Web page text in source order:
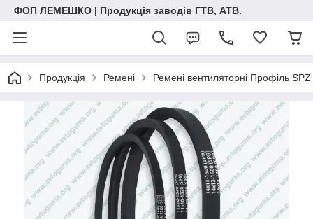
ФОП ЛЕМЕШКО | Продукція заводів ГТВ, АТВ.
Продукція Ремені Ремені вентиляторні Профіль